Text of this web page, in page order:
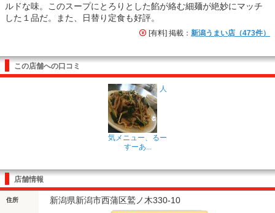
ルドな味。このスープにとろりとした餡が絡む細麺が絶妙にマッチ
した１品だ。また、日替り定食も好評。
[有料] 掲載： 新潟うまい店（473件）
この店舗への口コミ
人
気メニュー、るー
すーあ...
店舗情報
住所 新潟県新潟市西蒲区鷲ノ木330-10